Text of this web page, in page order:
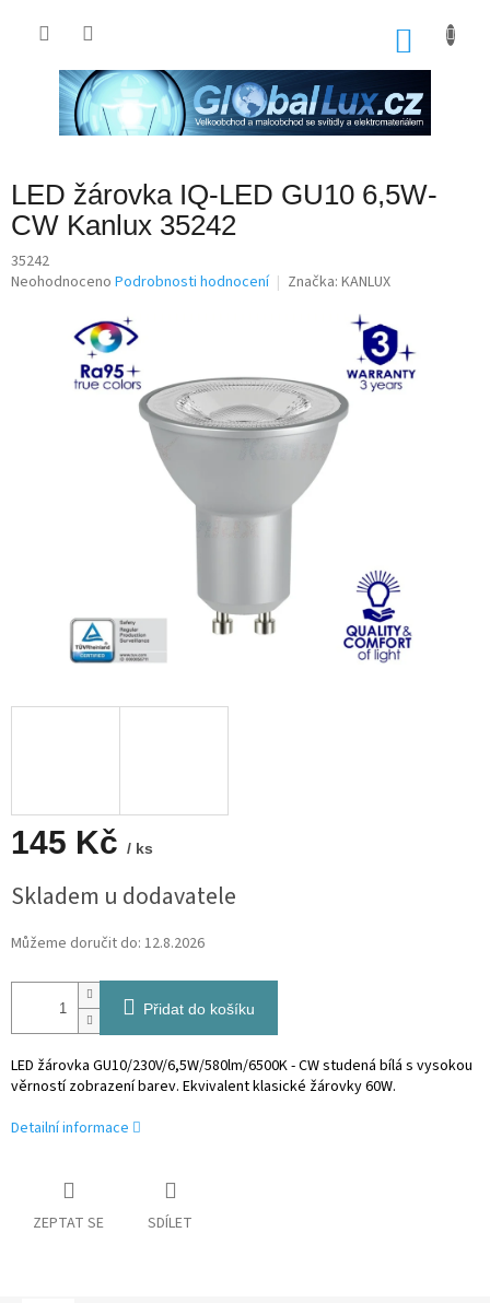
LED žárovka IQ-LED GU10 6,5W-
CW Kanlux 35242
35242
Průměrné
Neohodnoceno Podrobnosti hodnocení Značka: KANLUX
145 Kč / ks
cena:
Skladem u dodavatele
Můžeme doručit do: 12.8.2026
Přidat do košíku
LED žárovka GU10/230V/6,5W/580lm/6500K - CW studená bílá s vysokou
věrností zobrazení barev. Ekvivalent klasické žárovky 60W.
Detailní informace
ZEPTAT SE SDÍLET